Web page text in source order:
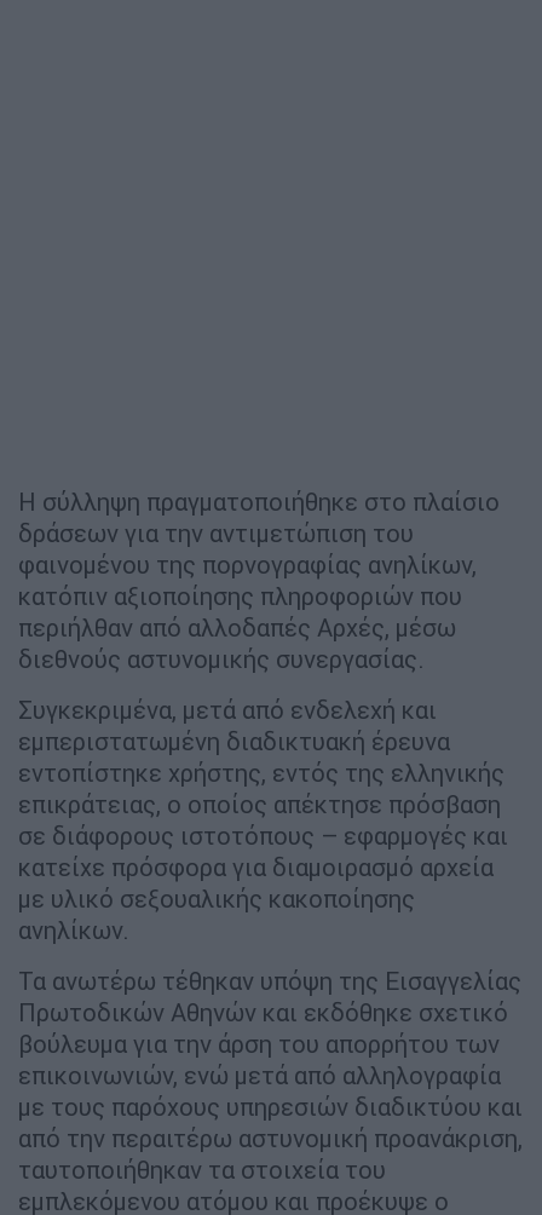
Η σύλληψη πραγματοποιήθηκε στο πλαίσιο
δράσεων για την αντιμετώπιση του
φαινομένου της πορνογραφίας ανηλίκων,
κατόπιν αξιοποίησης πληροφοριών που
περιήλθαν από αλλοδαπές Αρχές, μέσω
διεθνούς αστυνομικής συνεργασίας.
Συγκεκριμένα, μετά από ενδελεχή και
εμπεριστατωμένη διαδικτυακή έρευνα
εντοπίστηκε χρήστης, εντός της ελληνικής
επικράτειας, ο οποίος απέκτησε πρόσβαση
σε διάφορους ιστοτόπους – εφαρμογές και
κατείχε πρόσφορα για διαμοιρασμό αρχεία
με υλικό σεξουαλικής κακοποίησης
ανηλίκων.
Τα ανωτέρω τέθηκαν υπόψη της Εισαγγελίας
Πρωτοδικών Αθηνών και εκδόθηκε σχετικό
βούλευμα για την άρση του απορρήτου των
επικοινωνιών, ενώ μετά από αλληλογραφία
με τους παρόχους υπηρεσιών διαδικτύου και
από την περαιτέρω αστυνομική προανάκριση,
ταυτοποιήθηκαν τα στοιχεία του
εμπλεκόμενου ατόμου και προέκυψε ο